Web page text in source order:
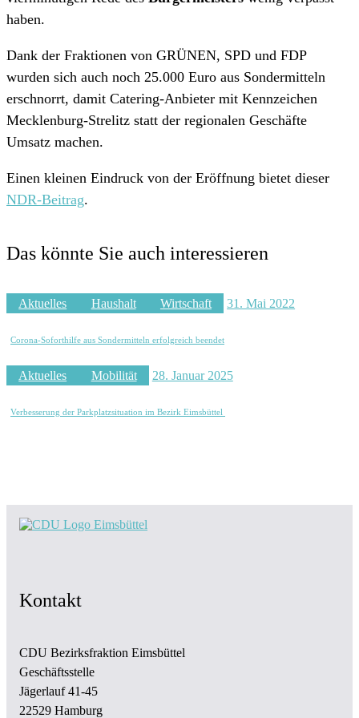
haben.
Dank der Fraktionen von GRÜNEN, SPD und FDP
wurden sich auch noch 25.000 Euro aus Sondermitteln
erschnorrt, damit Catering-Anbieter mit Kennzeichen
Mecklenburg-Strelitz statt der regionalen Geschäfte
Umsatz machen.
Einen kleinen Eindruck von der Eröffnung bietet dieser
NDR-Beitrag.
Das könnte Sie auch interessieren
Aktuelles Haushalt Wirtschaft 31. Mai 2022
Corona-Soforthilfe aus Sondermitteln erfolgreich beendet
Aktuelles Mobilität 28. Januar 2025
Verbesserung der Parkplatzsituation im Bezirk Eimsbüttel
Kontakt
CDU Bezirksfraktion Eimsbüttel
Geschäftsstelle
Jägerlauf 41-45
22529 Hamburg